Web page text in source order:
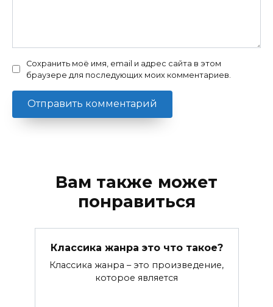
Сохранить моё имя, email и адрес сайта в этом
браузере для последующих моих комментариев.
Вам также может
понравиться
Классика жанра это что такое?
Классика жанра – это произведение,
которое является